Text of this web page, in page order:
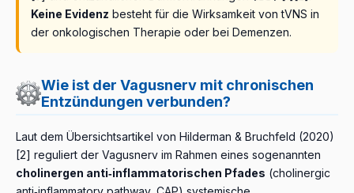
Keine Evidenz besteht für die Wirksamkeit von tVNS in
der onkologischen Therapie oder bei Demenzen.
Wie ist der Vagusnerv mit chronischen
Entzündungen verbunden?
Laut dem Übersichtsartikel von Hilderman & Bruchfeld (2020)
[2] reguliert der Vagusnerv im Rahmen eines sogenannten
cholinergen anti‑inflammatorischen Pfades (cholinergic